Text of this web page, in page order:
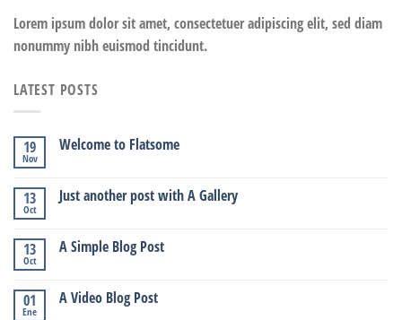
Lorem ipsum dolor sit amet, consectetuer adipiscing elit, sed diam
nonummy nibh euismod tincidunt.
LATEST POSTS
19
Nov
Welcome to Flatsome
13
Oct
Just another post with A Gallery
13
Oct
A Simple Blog Post
01
Ene
A Video Blog Post